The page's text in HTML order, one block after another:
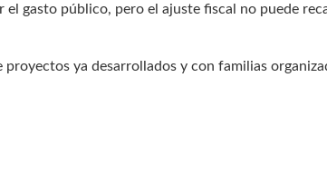
gasto público, pero el ajuste fiscal no puede
ya desarrollados y con familias